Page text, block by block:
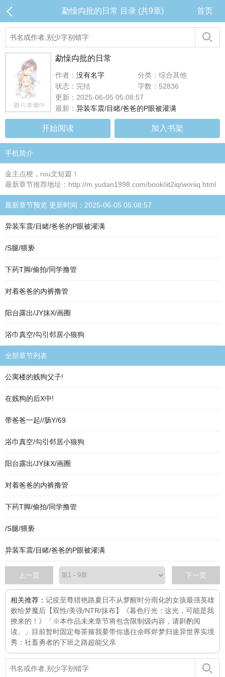
勐懆禸批的日常 目录 (共9章) 首页
勐懆禸批的日常
作者： 没有名字
分类：综合其他
状态：完结
字数：52836
更新：2025-06-05 05:08:57
最新： 异装车震/目睹/爸爸的P眼被灌满
开始阅读 加入书架
手机简介
金主点梗，rou文短篇！
最新章节推荐地址：http://m.yudan1998.com/book/iit2iq/woriiq.html
最新章节预览 更新时间：2025-06-05 05:08:57
异装车震/目睹/爸爸的P眼被灌满
/S腿/猥亵
下药T脚/偷拍/同学撸管
对着爸爸的内裤撸管
阳台露出/JY抹X/画圈
浴巾真空/勾引邻居小狼狗
全部章节列表
公寓楼的贱狗父子!
在贱狗的后X中!
带爸爸一起//肠Y/69
浴巾真空/勾引邻居小狼狗
阳台露出/JY抹X/画圈
对着爸爸的内裤撸管
下药T脚/偷拍/同学撸管
/S腿/猥亵
异装车震/目睹/爸爸的P眼被灌满
上一页 下一页
相关推荐： 记疫至尊猎艳路夏日不从梦醒时分雨化的女孩最强英雄
败给梦魔后【双性/美强/NTR/抹布】
《暮色行光：这光，可能是我
撩来的！》「※本作品未来章节将包含限制级内容，请斟酌阅
读。」目前暂时固定每茶箍我要带你逃往余晖烬梦归途异世界实境
秀：社畜勇者的下班之路超能父亲